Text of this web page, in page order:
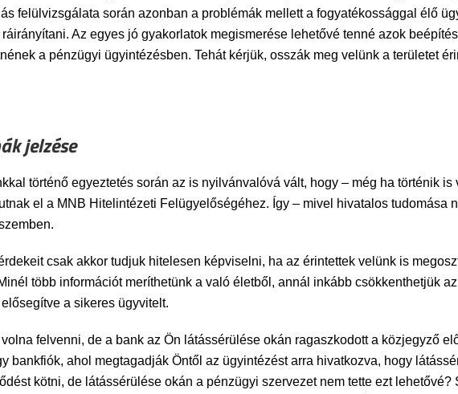
felülvizsgálata során azonban a problémák mellett a fogyatékossággal élő
Az egyes jó gyakorlatok megismerése lehetővé tenné azok
a pénzügyi ügyintézésben. Tehát kérjük, osszák meg velünk a területet
jelzése
történő egyeztetés során az is nyilvánvalóvá vált, hogy – még ha történik
el a MNB Hitelintézeti Felügyelőségéhez. Így – mivel hivatalos tudomása
csak akkor tudjuk hitelesen képviselni, ha az érintettek velünk is
több információt meríthetünk a való életből, annál inkább csökkenthetjük
a sikeres ügyvitelt.
felvenni, de a bank az Ön látássérülése okán ragaszkodott a közjegyző
bankfiók, ahol megtagadják Öntől az ügyintézést arra hivatkozva, hogy
kötni, de látássérülése okán a pénzügyi szervezet nem tette ezt